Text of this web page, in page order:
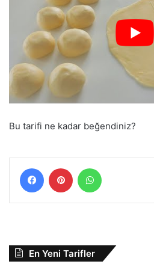
Bu tarifi ne kadar beğendiniz?
FacebookPinterest
En Yeni Tarifler